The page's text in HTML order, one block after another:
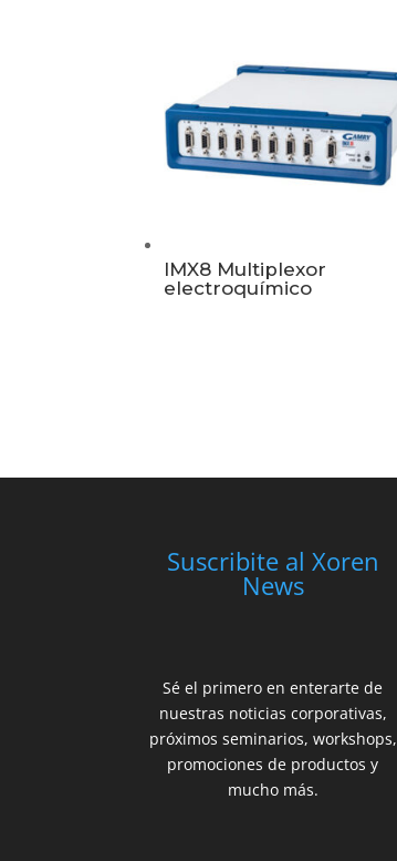
IMX8 Multiplexor
electroquímico
Suscribite al Xoren
News
Sé el primero en enterarte de
nuestras noticias corporativas,
próximos seminarios, workshops,
promociones de productos y
mucho más.